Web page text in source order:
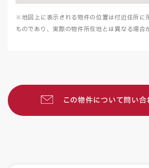
※地図上に表示される物件の位置は付近住所に
ものであり、実際の物件所在地とは異なる場合
この物件について問い合